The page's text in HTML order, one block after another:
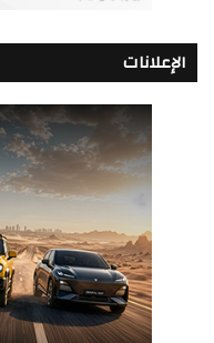
الإعلانات